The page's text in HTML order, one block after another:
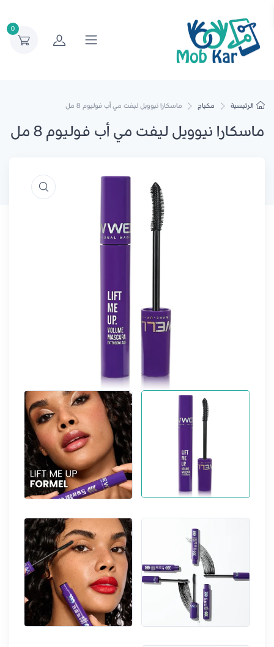
0
الرئيسية مكياج ماسكارا نيوويل ليفت مي أب فوليوم 8 مل
ماسكارا نيوويل ليفت مي أب فوليوم 8 مل